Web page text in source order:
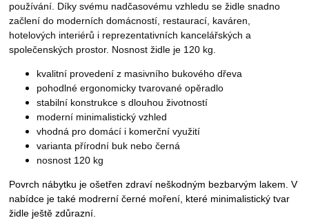
používání. Díky svému nadčasovému vzhledu se židle snadno
začlení do moderních domácností, restaurací, kaváren,
hotelových interiérů i reprezentativních kancelářských a
společenských prostor. Nosnost židle je 120 kg.
kvalitní provedení z masivního bukového dřeva
pohodlné ergonomicky tvarované opěradlo
stabilní konstrukce s dlouhou životností
moderní minimalistický vzhled
vhodná pro domácí i komerční využití
varianta přírodní buk nebo černá
nosnost 120 kg
Povrch nábytku je ošetřen zdraví neškodným bezbarvým lakem. V
nabídce je také modrerní černé moření, které minimalistický tvar
židle ještě zdůrazní.